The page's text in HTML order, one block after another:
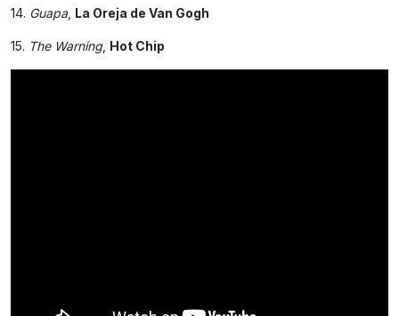
14. Guapa, La Oreja de Van Gogh
15. The Warning, Hot Chip